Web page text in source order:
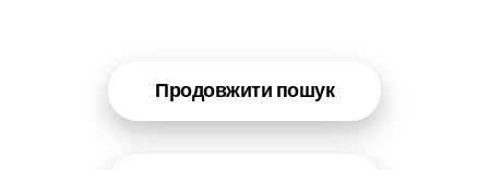
Продовжити пошук